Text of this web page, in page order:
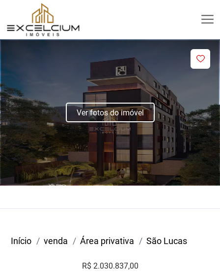
Ver fotos do imóvel
Início venda Área privativa São Lucas
R$ 2.030.837,00